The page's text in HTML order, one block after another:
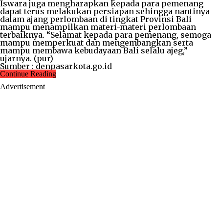
Iswara juga mengharapkan kepada para pemenang
dapat terus melakukan persiapan sehingga nantinya
dalam ajang perlombaan di tingkat Provinsi Bali
mampu menampilkan materi-materi perlombaan
terbaiknya. “Selamat kepada para pemenang, semoga
mampu memperkuat dan mengembangkan serta
mampu membawa kebudayaan Bali selalu ajeg,”
ujarnya. (pur)
Sumber : denpasarkota.go.id
Continue Reading
Advertisement